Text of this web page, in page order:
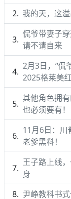
我的天，这
侃爷带妻子
请不请自来
2月3日，“侃
2025格莱美
其他角色拥
也必须要有！
11月6日：川
老爹黑料！
王子路上线
身
尹峥教科书